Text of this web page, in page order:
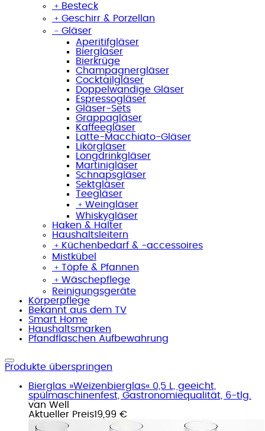
﹢ Besteck
﹢ Geschirr & Porzellan
﹣ Gläser
Aperitifgläser
Biergläser
Bierkrüge
Champagnergläser
Cocktailgläser
Doppelwandige Gläser
Espressogläser
Gläser-Sets
Grappagläser
Kaffeegläser
Latte-Macchiato-Gläser
Likörgläser
Longdrinkgläser
Martinigläser
Schnapsgläser
Sektgläser
Teegläser
﹢ Weingläser
Whiskygläser
Haken & Halter
Haushaltsleitern
﹢ Küchenbedarf & -accessoires
Mistkübel
﹢ Töpfe & Pfannen
﹢ Wäschepflege
Reinigungsgeräte
Körperpflege
Bekannt aus dem TV
Smart Home
Haushaltsmarken
Pfandflaschen Aufbewahrung
Produkte überspringen
Bierglas »Weizenbierglas« 0,5 L, geeicht,
spülmaschinenfest, Gastronomiequalität, 6-tlg.
van Well
Aktueller Preis19,99 €